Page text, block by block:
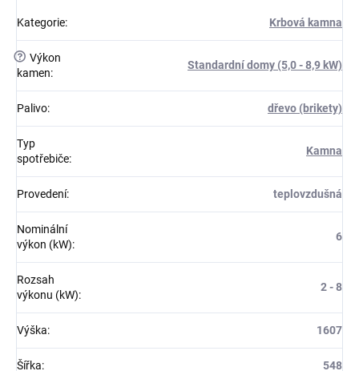
Kategorie: Krbová kamna
? Výkon
kamen:
Standardní domy (5,0 - 8,9 kW)
Palivo: dřevo (brikety)
Typ
spotřebiče:
Kamna
Provedení: teplovzdušná
Nominální
výkon (kW):
6
Rozsah
výkonu (kW):
2 - 8
Výška: 1607
Šířka: 548